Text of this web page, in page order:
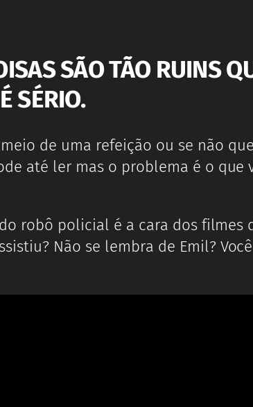
SÃO TÃO RUINS
SÉRIO.
de uma refeição ou se não
até ler mas o problema é o
robô policial é a cara dos filmes
Não se lembra de Emil?